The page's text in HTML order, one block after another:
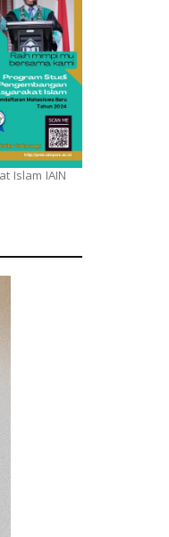
Islam IAIN